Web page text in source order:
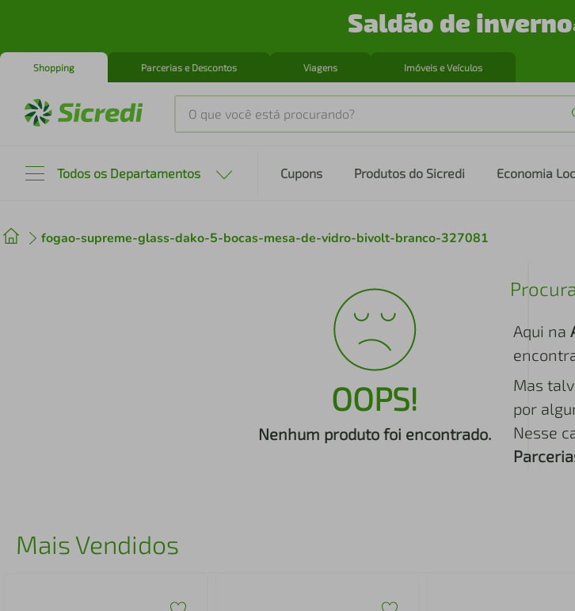
Saldão de inverno
Shopping Parcerias e Descontos Viagens Imóveis e Veículos
O que você está procurando?
Todos os Departamentos Cupons Produtos do Sicredi Economia
fogao-supreme-glass-dako-5-bocas-mesa-de-vidro-bivolt-branco-327081
OOPS!
Nenhum produto foi encontrado.
Aqui na
Mas
por
Nesse
Mais Vendidos
2º cafeteira